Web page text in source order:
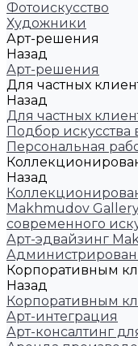
Фотоискусство
Художники
Арт-решения
Назад
Арт-решения
Для частных
Назад
Для частных
Подбор искусства
Персональная
Назад
Makhmudov
современного
Арт-эдвайзинг
Корпоративным
Назад
Корпоративным
Арт-интеграция
Арт-консалтинг